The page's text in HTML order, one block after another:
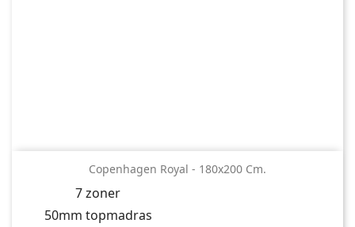
Copenhagen Royal - 180x200 Cm.
7 zoner
50mm topmadras